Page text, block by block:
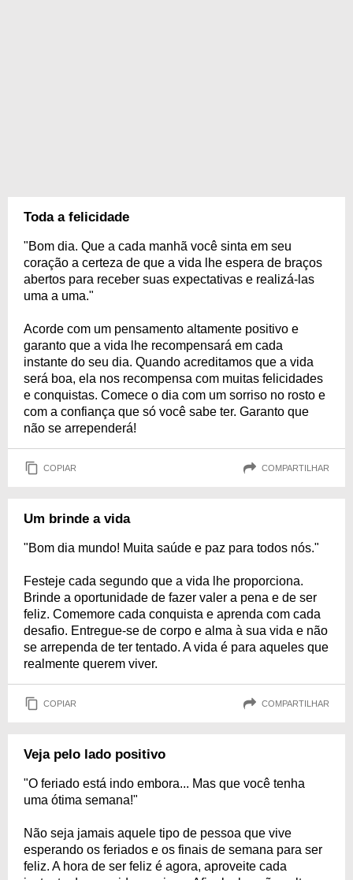
Toda a felicidade
"Bom dia. Que a cada manhã você sinta em seu
coração a certeza de que a vida lhe espera de braços
abertos para receber suas expectativas e realizá-las
uma a uma."
Acorde com um pensamento altamente positivo e
garanto que a vida lhe recompensará em cada
instante do seu dia. Quando acreditamos que a vida
será boa, ela nos recompensa com muitas felicidades
e conquistas. Comece o dia com um sorriso no rosto e
com a confiança que só você sabe ter. Garanto que
não se arrependerá!
COPIAR COMPARTILHAR
Um brinde a vida
"Bom dia mundo! Muita saúde e paz para todos nós."
Festeje cada segundo que a vida lhe proporciona.
Brinde a oportunidade de fazer valer a pena e de ser
feliz. Comemore cada conquista e aprenda com cada
desafio. Entregue-se de corpo e alma à sua vida e não
se arrependa de ter tentado. A vida é para aqueles que
realmente querem viver.
COPIAR COMPARTILHAR
Veja pelo lado positivo
"O feriado está indo embora... Mas que você tenha
uma ótima semana!"
Não seja jamais aquele tipo de pessoa que vive
esperando os feriados e os finais de semana para ser
feliz. A hora de ser feliz é agora, aproveite cada